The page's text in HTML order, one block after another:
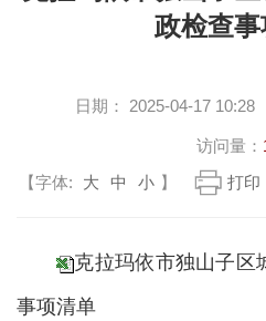
政检查
日期： 2025-04-17 10:28
访问量：
【字体:
大 中 小 】 打印
克拉玛依市独山子区
事项清单